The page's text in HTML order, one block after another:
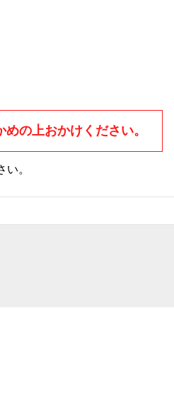
の上おかけください。
い。